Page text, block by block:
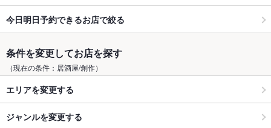
今日明日予約できるお店で絞る
条件を変更してお店を探す
（現在の条件：居酒屋/創作）
エリアを変更する
ジャンルを変更する